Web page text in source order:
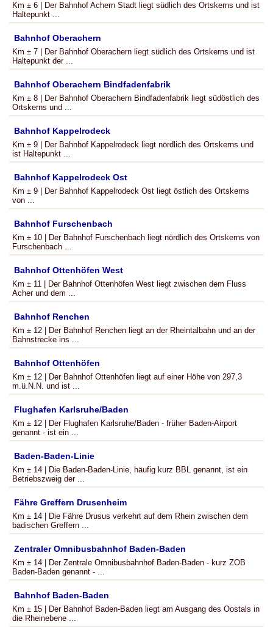
Km ± 6 | Der Bahnhof Achern Stadt liegt südlich des Ortskerns und ist
Haltepunkt ...
Bahnhof Oberachern
Km ± 7 | Der Bahnhof Oberachern liegt südlich des Ortskerns und ist
Haltepunkt der ...
Bahnhof Oberachern Bindfadenfabrik
Km ± 8 | Der Bahnhof Oberachern Bindfadenfabrik liegt südöstlich des
Ortskerns und ...
Bahnhof Kappelrodeck
Km ± 9 | Der Bahnhof Kappelrodeck liegt nördlich des Ortskerns und
ist Haltepunkt ...
Bahnhof Kappelrodeck Ost
Km ± 9 | Der Bahnhof Kappelrodeck Ost liegt östlich des Ortskerns
von ...
Bahnhof Furschenbach
Km ± 10 | Der Bahnhof Furschenbach liegt nördlich des Ortskerns von
Furschenbach ...
Bahnhof Ottenhöfen West
Km ± 11 | Der Bahnhof Ottenhöfen West liegt zwischen dem Fluss
Acher und dem ...
Bahnhof Renchen
Km ± 12 | Der Bahnhof Renchen liegt an der Rheintalbahn und an der
Bahnstrecke ins ...
Bahnhof Ottenhöfen
Km ± 12 | Der Bahnhof Ottenhöfen liegt auf einer Höhe von 297,3
m.ü.N.N. und ist ...
Flughafen Karlsruhe/Baden
Km ± 12 | Der Flughafen Karlsruhe/Baden - früher Baden-Airport
genannt - ist ein ...
Baden-Baden-Linie
Km ± 14 | Die Baden-Baden-Linie, häufig kurz BBL genannt, ist ein
Betriebszweig der ...
Fähre Greffern Drusenheim
Km ± 14 | Die Fähre Drusus verkehrt auf dem Rhein zwischen dem
badischen Greffern ...
Zentraler Omnibusbahnhof Baden-Baden
Km ± 14 | Der Zentrale Omnibusbahnhof Baden-Baden - kurz ZOB
Baden-Baden genannt - ...
Bahnhof Baden-Baden
Km ± 15 | Der Bahnhof Baden-Baden liegt am Ausgang des Oostals in
die Rheinebene ...